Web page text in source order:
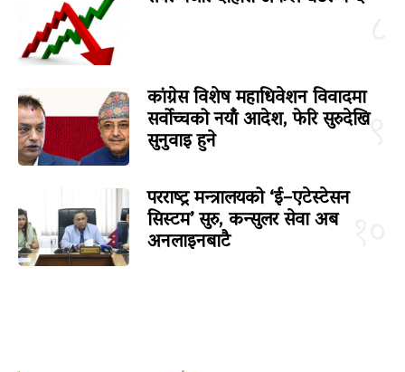
९
कांग्रेस विशेष महाधिवेशन विवादमा
सर्वोच्चको नयाँ आदेश, फेरि सुरुदेखि
सुनुवाइ हुने
परराष्ट्र मन्त्रालयको ‘ई–एटेस्टेसन
सिस्टम’ सुरु, कन्सुलर सेवा अब
अनलाइनबाटै